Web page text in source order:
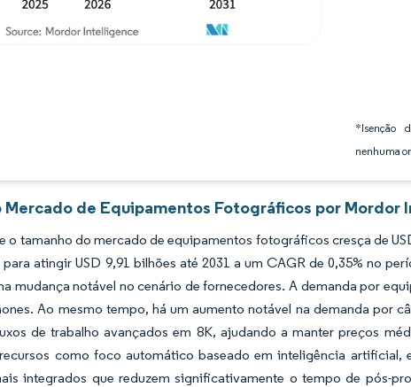
*Isenção
nenhuma
Mercado de Equipamentos Fotográficos por Mordor
o tamanho do mercado de equipamentos fotográficos cresça de
atingir USD 9,91 bilhões até 2031 a um CAGR de 0,35% no
mudança notável no cenário de fornecedores. A demanda por
Ao mesmo tempo, há um aumento notável na demanda por
de trabalho avançados em 8K, ajudando a manter preços
como foco automático baseado em inteligência artificial,
integrados que reduzem significativamente o tempo de pós-